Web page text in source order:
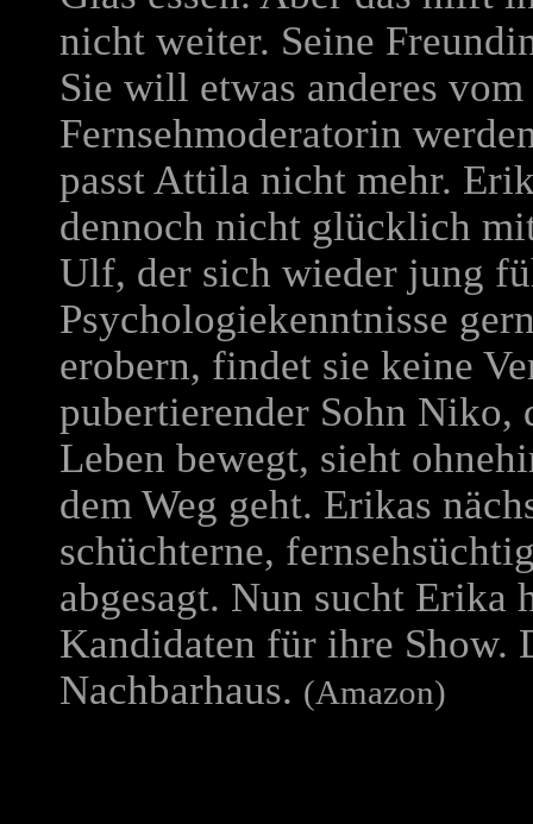
nicht weiter. Seine
Sie will etwas anderes
Fernsehmoderatorin
passt Attila nicht mehr.
dennoch nicht glücklich
Ulf, der sich wieder jung
Psychologiekenntnisse
erobern, findet sie keine
pubertierender Sohn Niko,
Leben bewegt, sieht
dem Weg geht. Erikas
schüchterne,
abgesagt. Nun sucht Erika
Kandidaten für ihre Show.
Nachbarhaus. (Amazon)